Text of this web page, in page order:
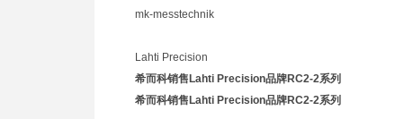
mk-messtechnik
Lahti Precision
希而科销售Lahti Precision品牌RC2-2系列
希而科销售Lahti Precision品牌RC2-2系列